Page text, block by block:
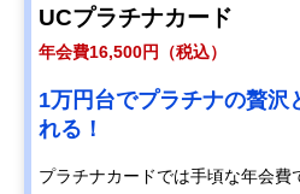
UCプラチナカード
年会費16,500円（税込）
1万円台でプラチナの贅沢
れる！
プラチナカードでは手頃な年会費